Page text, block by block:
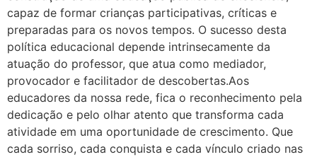
capaz de formar crianças participativas, críticas e
preparadas para os novos tempos. O sucesso desta
política educacional depende intrinsecamente da
atuação do professor, que atua como mediador,
provocador e facilitador de descobertas.Aos
educadores da nossa rede, fica o reconhecimento pela
dedicação e pelo olhar atento que transforma cada
atividade em uma oportunidade de crescimento. Que
cada sorriso, cada conquista e cada vínculo criado nas